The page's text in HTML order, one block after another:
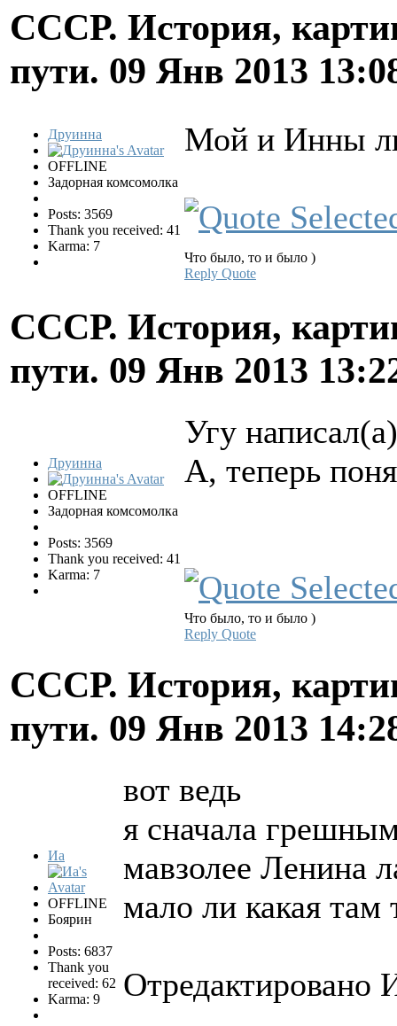
СССР. История,
пути. 09 Янв 2013
Друинна
OFFLINE
Задорная комсомолка
Posts: 3569
Thank you received: 41
Karma: 7
Мой и Инны
Что было, то и было )
Reply Quote
СССР. История,
пути. 09 Янв 2013
Друинна
OFFLINE
Задорная комсомолка
Posts: 3569
Thank you received: 41
Karma: 7
Угy
А, теперь
Что было, то и было )
Reply Quote
СССР. История,
пути. 09 Янв 2013
Иа
OFFLINE
Боярин
Posts: 6837
Thank you
received: 62
Karma: 9
вот ведь
я сначала
мавзолее Ленина
мало ли какая там
Отредактировано